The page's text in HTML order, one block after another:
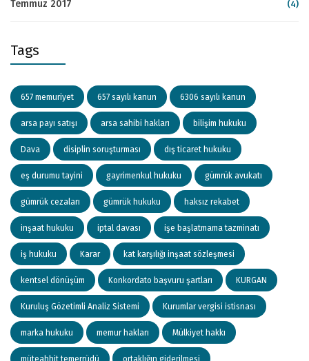
Temmuz 2017 (4)
Tags
657 memuriyet 657 sayılı kanun 6306 sayılı kanun
arsa payı satışı arsa sahibi hakları bilişim hukuku
Dava disiplin soruşturması dış ticaret hukuku
eş durumu tayini gayrimenkul hukuku gümrük avukatı
gümrük cezaları gümrük hukuku haksız rekabet
inşaat hukuku iptal davası işe başlatmama tazminatı
iş hukuku Karar kat karşılığı inşaat sözleşmesi
kentsel dönüşüm Konkordato başvuru şartları KURGAN
Kuruluş Gözetimli Analiz Sistemi Kurumlar vergisi istisnası
marka hukuku memur hakları Mülkiyet hakkı
müteahhit temerrüdü ortaklığın giderilmesi